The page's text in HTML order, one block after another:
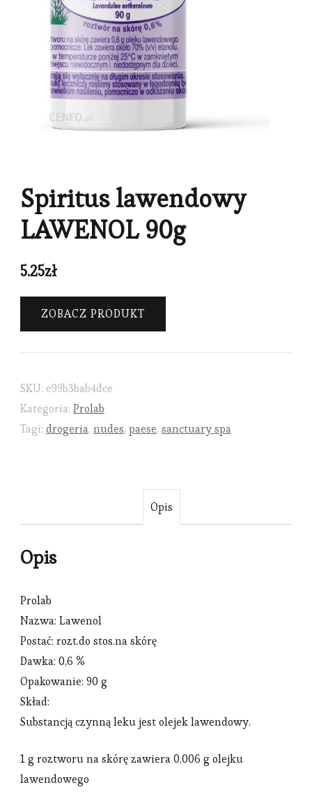
Spiritus lawendowy
LAWENOL 90g
5.25zł
ZOBACZ PRODUKT
SKU: e99b3bab4dce
Kategoria: Prolab
Tagi: drogeria, nudes, paese, sanctuary spa
Opis
Opis
Prolab
Nazwa: Lawenol
Postać: rozt.do stos.na skórę
Dawka: 0,6 %
Opakowanie: 90 g
Skład:
Substancją czynną leku jest olejek lawendowy.
1 g roztworu na skórę zawiera 0,006 g olejku
lawendowego